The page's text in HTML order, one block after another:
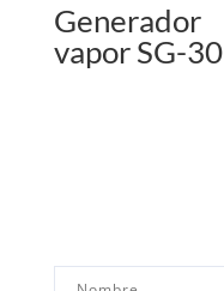
Generador
vapor SG-30